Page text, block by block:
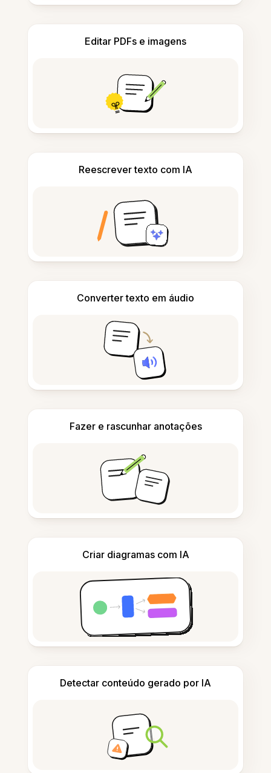
Editar PDFs e imagens
Reescrever texto com IA
Converter texto em áudio
Fazer e rascunhar anotações
Criar diagramas com IA
Detectar conteúdo gerado por IA